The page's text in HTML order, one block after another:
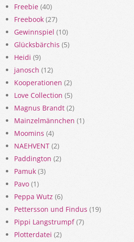
Freebie (40)
Freebook (27)
Gewinnspiel (10)
Glücksbärchis (5)
Heidi (9)
janosch (12)
Kooperationen (2)
Love Collection (5)
Magnus Brandt (2)
Mainzelmännchen (1)
Moomins (4)
NAEHVENT (2)
Paddington (2)
Pamuk (3)
Pavo (1)
Peppa Wutz (6)
Pettersson und Findus (19)
Pippi Langstrumpf(7)
Plotterdatei (2)